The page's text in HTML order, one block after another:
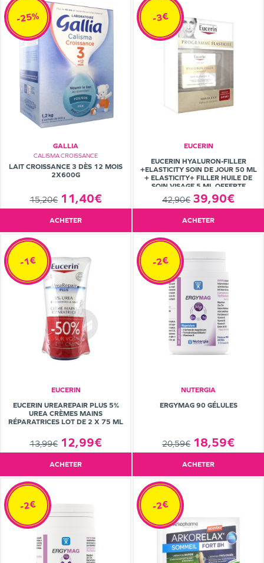
GALLIA
CALISMA CROISSANCE
LAIT CROISSANCE 3 DÈS 12 MOIS
2X600G
15,20€ 11,40€
-25%
ACHETER
EUCERIN
EUCERIN HYALURON-FILLER
+ELASTICITY SOIN DE JOUR 50 ML
+ ELASTICITY+ FILLER HUILE DE
SOIN VISAGE 5 ML OFFERTE
42,90€ 39,90€
-3€
ACHETER
EUCERIN
EUCERIN UREAREPAIR PLUS 5%
UREA CRÈMES MAINS
RÉPARATRICES LOT DE 2 X 75 ML
13,99€ 12,99€
-1€
ACHETER
NUTERGIA
ERGYMAG 90 GÉLULES
20,59€ 18,59€
-2€
ACHETER
-2€ -2€